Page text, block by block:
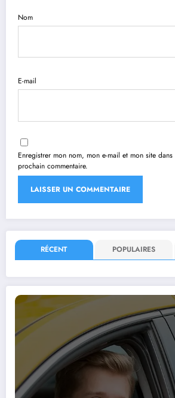
Nom
E-mail
Enregistrer mon nom, mon e-mail et mon site
prochain commentaire.
RÉCENT POPULAIRES